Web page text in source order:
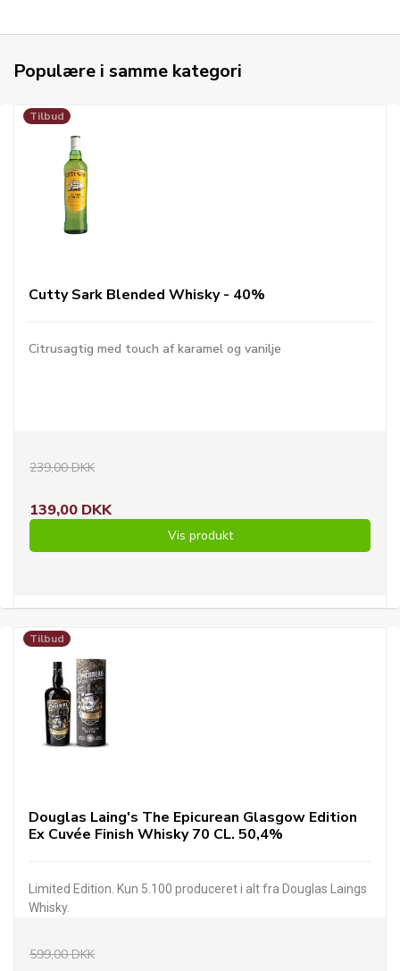
Populære i samme kategori
Tilbud
Cutty Sark Blended Whisky - 40%
Citrusagtig med touch af karamel og vanilje
239,00 DKK
139,00 DKK
Vis produkt
Tilbud
Douglas Laing's The Epicurean Glasgow Edition
Ex Cuvée Finish Whisky 70 CL. 50,4%
Limited Edition. Kun 5.100 produceret i alt fra Douglas Laings
Whisky.
599,00 DKK